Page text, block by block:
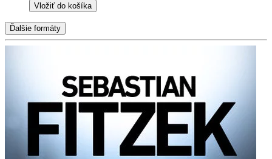
Vložiť do košíka
Ďalšie formáty